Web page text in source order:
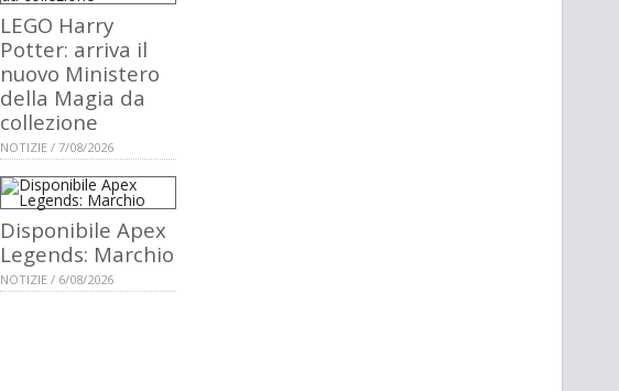
LEGO Harry
Potter: arriva il
nuovo Ministero
della Magia da
collezione
NOTIZIE / 7/08/2026
Disponibile Apex
Legends: Marchio
NOTIZIE / 6/08/2026